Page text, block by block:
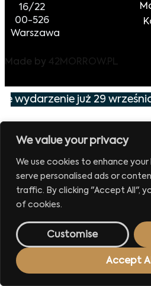
We value your privacy
We use cookies to enhance
serve personalised ads or
traffic. By clicking "Accept All",
of cookies.
Customise
Accept All
16/22
00-526
Warszawa
Made by 42MORROW.PL
wydarzenie już 29